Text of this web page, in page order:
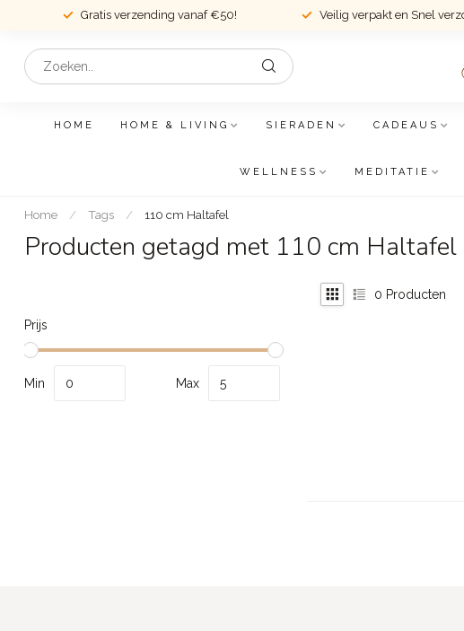
Gratis verzending vanaf €50! Veilig verpakt en Snel
HOME HOME & LIVING SIERADEN CADEAUS
WELLNESS MEDITATIE
Home / Tags / 110 cm Haltafel
Producten getagd met 110 cm Haltafel
Prijs
Min Max
0 Producten